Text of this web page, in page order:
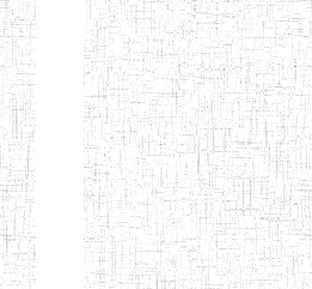
Subjects:
5602
Total
Categories:
Yesterday
Open: